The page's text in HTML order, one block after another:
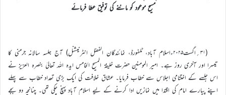
مسیح موعود کو ماننے کی توفیق عطا فرمائے
(۳۱؍اگست۲۰۲۵ءاسلام آباد، ٹلفورڈ، نمائندگان الفضل انٹرنیشنل) آج جلسہ سالانہ جرمنی کا
تیسرا اور آخری روز ہے۔ امیر المومنین حضرت خلیفۃ المسیح الخامس ایدہ اللہ تعالیٰ بنصرہ العزیز نے
اس جلسے کے اختتامی اجلاس سے خطاب فرمایا۔ عشاق خلافت کی ایک بڑی تعداد خطاب سے پہلے
اپنے پیارے امام کی اقتدا میں نمازیں ادا کرنے کے لیے اسلام آباد پہنچ چکی تھی۔ چنانچہ دو بجے